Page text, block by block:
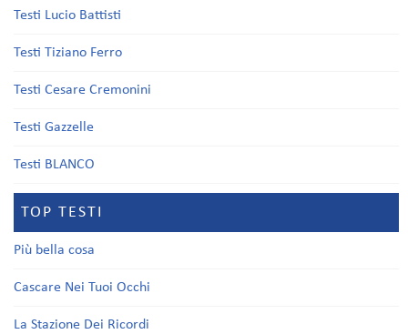
Testi Lucio Battisti
Testi Tiziano Ferro
Testi Cesare Cremonini
Testi Gazzelle
Testi BLANCO
TOP TESTI
Più bella cosa
Cascare Nei Tuoi Occhi
La Stazione Dei Ricordi